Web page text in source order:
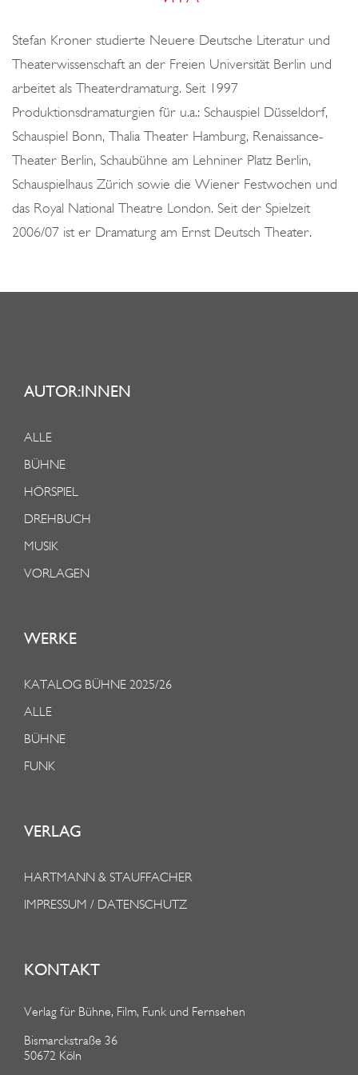
Stefan Kroner studierte Neuere Deutsche Literatur und
Theaterwissenschaft an der Freien Universität Berlin und
arbeitet als Theaterdramaturg. Seit 1997
Produktionsdramaturgien für u.a.: Schauspiel Düsseldorf,
Schauspiel Bonn, Thalia Theater Hamburg, Renaissance-
Theater Berlin, Schaubühne am Lehniner Platz Berlin,
Schauspielhaus Zürich sowie die Wiener Festwochen und
das Royal National Theatre London. Seit der Spielzeit
2006/07 ist er Dramaturg am Ernst Deutsch Theater.
AUTOR:INNEN
ALLE
BÜHNE
HÖRSPIEL
DREHBUCH
MUSIK
VORLAGEN
WERKE
KATALOG BÜHNE 2025/26
ALLE
BÜHNE
FUNK
VERLAG
HARTMANN & STAUFFACHER
IMPRESSUM / DATENSCHUTZ
KONTAKT
Verlag für Bühne, Film, Funk und Fernsehen
Bismarckstraße 36
50672 Köln